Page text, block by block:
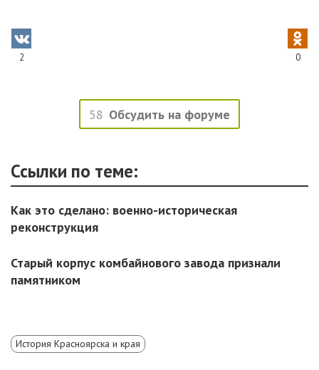
2 0
58 Обсудить на форуме
Ссылки по теме:
Как это сделано: военно-историческая
реконструкция
Старый корпус комбайнового завода признали
памятником
История Красноярска и края